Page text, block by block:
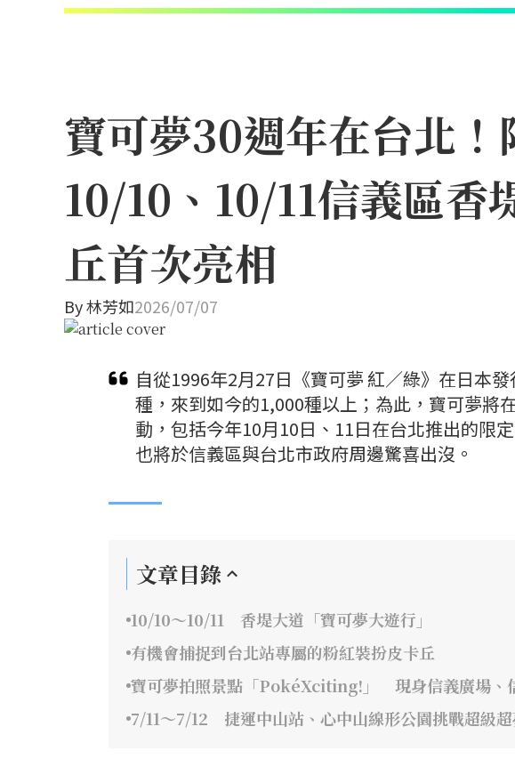
寶可夢30週年在台北！
10/10、10/11信義區香
丘首次亮相
By林芳如2026/07/07
自從1996年2月27日《寶可夢 紅／綠》在日本
種，來到如今的1,000種以上；為此，寶可夢將
動，包括今年10月10日、11日在台北推出的限
也將於信義區與台北市政府周邊驚喜出沒。
文章目錄
10/10～10/11 香堤大道「寶可夢大遊行」
有機會捕捉到台北站專屬的粉紅裝扮皮卡丘
寶可夢拍照景點「PokéXciting!」 現身信義廣場、
7/11～7/12 捷運中山站、心中山線形公園挑戰超級